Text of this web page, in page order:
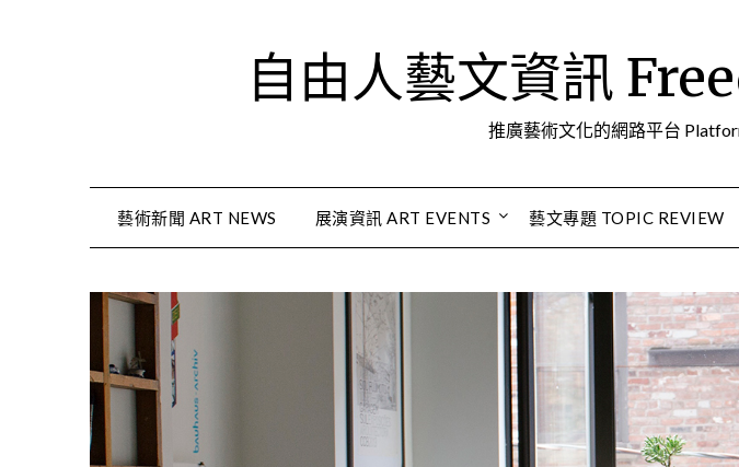
自由人藝文資訊
推廣藝術文化的網路平台
藝術新聞 ART NEWS 展演資訊 ART EVENTS 藝文專題 TOPIC REVIEW